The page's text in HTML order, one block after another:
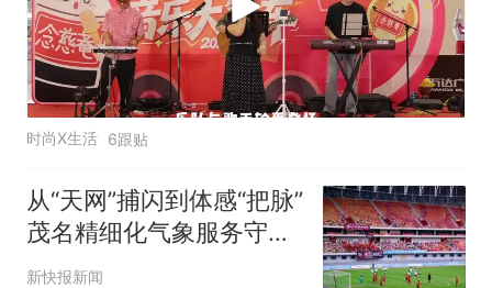
时尚X生活 6跟贴
从“天网”捕闪到体感“把脉”
茂名精细化气象服务守护
绿茵巅峰对决
新快报新闻